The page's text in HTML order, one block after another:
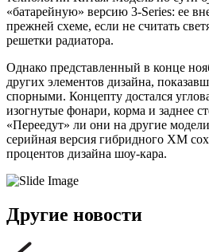
«батарейную» версию 3-Series: ее
прежней схеме, если не считать
решетки радиатора.
Однако представленный в конце
других элементов дизайна,
спорными. Концепту достался
изогнутые фонари, корма и заднее
«Переедут» ли они на другие
серийная версия гибридного ХМ
процентов дизайна шоу-кара.
Другие новости